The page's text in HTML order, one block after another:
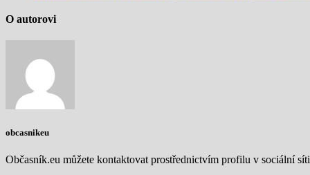
O autorovi
obcasnikeu
Občasník.eu můžete kontaktovat prostřednictvím profilu v sociální síti